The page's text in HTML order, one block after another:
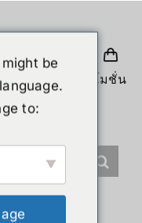
โปรโมชั่น
be
to: